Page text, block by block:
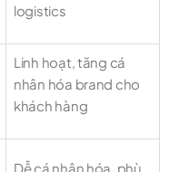
logistics
Linh hoạt, tăng cá
nhân hóa brand cho
khách hàng
Dễ cá nhân hóa, phù